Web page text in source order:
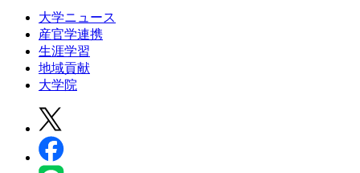
大学ニュース
産官学連携
生涯学習
地域貢献
大学院